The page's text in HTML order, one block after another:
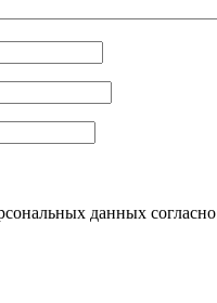
данных согласно